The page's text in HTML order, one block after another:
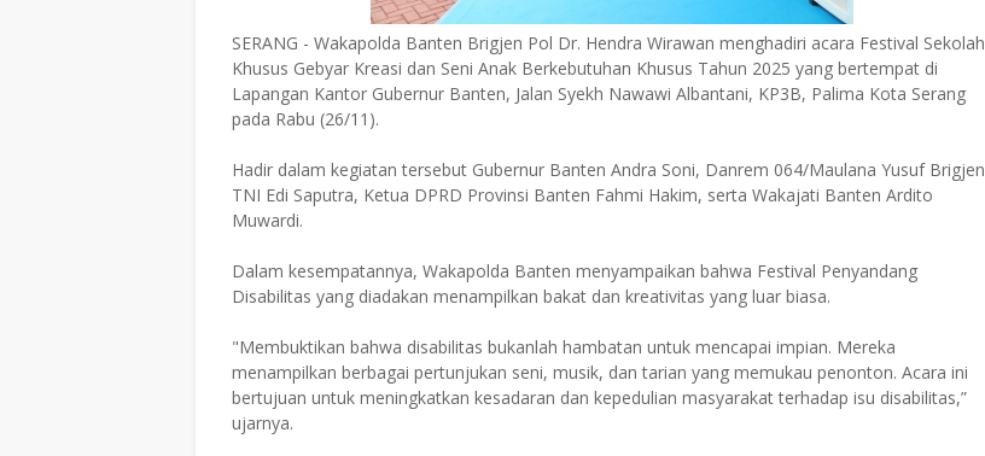
SERANG - Wakapolda Banten Brigjen Pol Dr. Hendra Wirawan menghadiri acara Festival Sekolah
Khusus Gebyar Kreasi dan Seni Anak Berkebutuhan Khusus Tahun 2025 yang bertempat di
Lapangan Kantor Gubernur Banten, Jalan Syekh Nawawi Albantani, KP3B, Palima Kota Serang
pada Rabu (26/11).
Hadir dalam kegiatan tersebut Gubernur Banten Andra Soni, Danrem 064/Maulana Yusuf Brigjen
TNI Edi Saputra, Ketua DPRD Provinsi Banten Fahmi Hakim, serta Wakajati Banten Ardito
Muwardi.
Dalam kesempatannya, Wakapolda Banten menyampaikan bahwa Festival Penyandang
Disabilitas yang diadakan menampilkan bakat dan kreativitas yang luar biasa.
"Membuktikan bahwa disabilitas bukanlah hambatan untuk mencapai impian. Mereka
menampilkan berbagai pertunjukan seni, musik, dan tarian yang memukau penonton. Acara ini
bertujuan untuk meningkatkan kesadaran dan kepedulian masyarakat terhadap isu disabilitas,”
ujarnya.